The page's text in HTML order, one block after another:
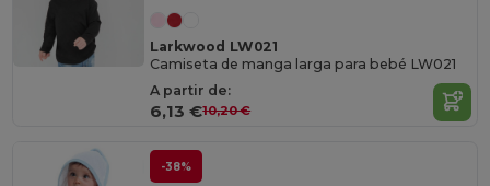
Larkwood LW021
Camiseta de manga larga para bebé LW021
A partir de:
6,13 €10,20 €
-38%